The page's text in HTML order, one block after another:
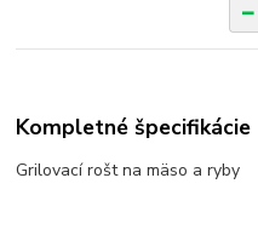
Kompletné špecifikácie
Grilovací rošt na mäso a ryby